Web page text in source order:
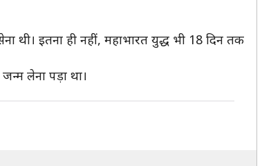
थी। इतना ही नहीं, महाभारत युद्ध भी 18 दिन तक
लेना पड़ा था।